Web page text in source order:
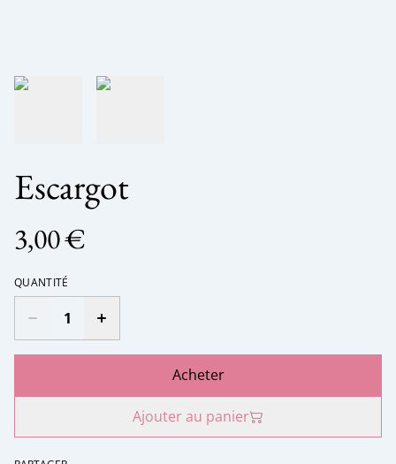
Escargot
3,00 €
QUANTITÉ
Acheter
Ajouter au panier